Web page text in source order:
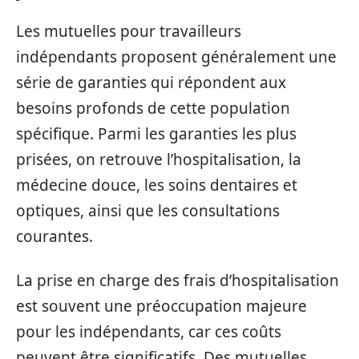
Les mutuelles pour travailleurs
indépendants proposent généralement une
série de garanties qui répondent aux
besoins profonds de cette population
spécifique. Parmi les garanties les plus
prisées, on retrouve l’hospitalisation, la
médecine douce, les soins dentaires et
optiques, ainsi que les consultations
courantes.
La prise en charge des frais d’hospitalisation
est souvent une préoccupation majeure
pour les indépendants, car ces coûts